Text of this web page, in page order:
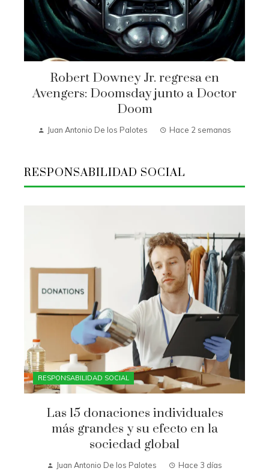
Robert Downey Jr. regresa en
Avengers: Doomsday junto a Doctor
Doom
Juan Antonio De los Palotes Hace 2 semanas
RESPONSABILIDAD SOCIAL
RESPONSABILIDAD SOCIAL
Las 15 donaciones individuales
más grandes y su efecto en la
sociedad global
Juan Antonio De los Palotes Hace 3 días